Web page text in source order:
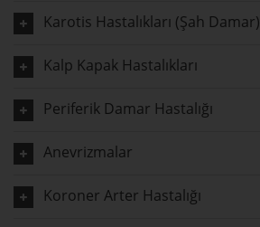
Karotis Hastalıkları (Şah Damar)
Kalp Kapak Hastalıkları
Periferik Damar Hastalığı
Anevrizmalar
Koroner Arter Hastalığı